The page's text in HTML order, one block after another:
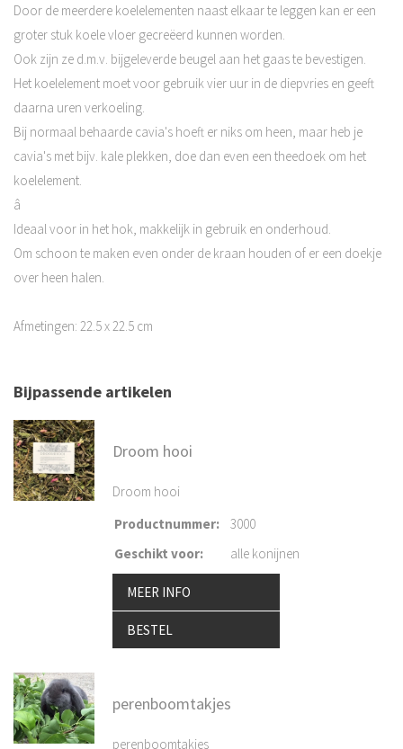
Door de meerdere koelelementen naast elkaar te leggen kan er een
groter stuk koele vloer gecreëerd kunnen worden.
Ook zijn ze d.m.v. bijgeleverde beugel aan het gaas te bevestigen.
Het koelelement moet voor gebruik vier uur in de diepvries en geeft
daarna uren verkoeling.
Bij normaal behaarde cavia's hoeft er niks om heen, maar heb je
cavia's met bijv. kale plekken, doe dan even een theedoek om het
koelelement.
â
Ideaal voor in het hok, makkelijk in gebruik en onderhoud.
Om schoon te maken even onder de kraan houden of er een doekje
over heen halen.
Afmetingen: 22.5 x 22.5 cm
Bijpassende artikelen
Droom hooi
Droom hooi
Productnummer:
3000
Geschikt voor: alle konijnen
MEER INFO
BESTEL
perenboomtakjes
perenboomtakjes